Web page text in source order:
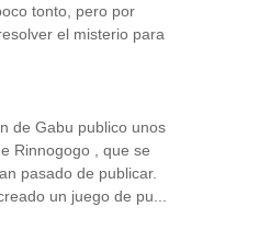
tonto, pero por
el misterio para
de Gabu publico unos
Rinnogogo , que se
pasado de publicar.
un juego de pu...